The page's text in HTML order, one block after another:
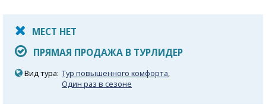
МЕСТ НЕТ
ПРЯМАЯ ПРОДАЖА В ТУРЛИДЕР
Вид тура: Тур повышенного комфорта,
Один раз в сезоне